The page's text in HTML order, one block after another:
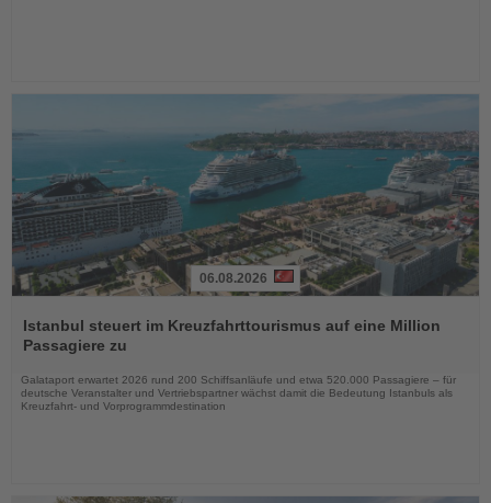
Sie
die
Nachrichten
06.08.2026
Istanbul steuert im Kreuzfahrttourismus auf eine Million
Passagiere zu
Galataport erwartet 2026 rund 200 Schiffsanläufe und etwa 520.000 Passagiere – für
deutsche Veranstalter und Vertriebspartner wächst damit die Bedeutung Istanbuls als
Kreuzfahrt- und Vorprogrammdestination